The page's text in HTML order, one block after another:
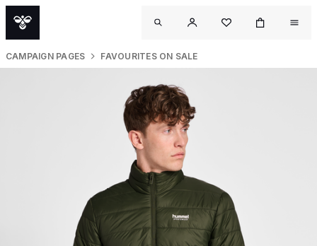
CAMPAIGN PAGES FAVOURITES ON SALE